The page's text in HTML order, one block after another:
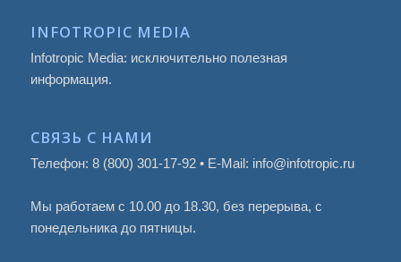
INFOTROPIC MEDIA
Infotropic Media: исключительно полезная
информация.
СВЯЗЬ С НАМИ
Телефон: 8 (800) 301-17-92 • E-Mail: info@infotropic.ru
Мы работаем с 10.00 до 18.30, без перерыва, с
понедельника до пятницы.